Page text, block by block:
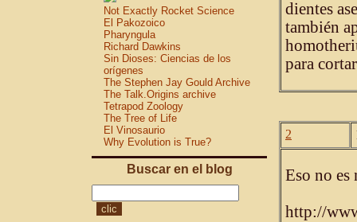
Not Exactly Rocket Science
El Pakozoico
Pharyngula
Richard Dawkins
Sin Dioses: Ciencias de los
orígenes
The Stephen Jay Gould Archive
The Talk.Origins archive
Tetrapod Zoology
The Tree of Life
El Vinosaurio
Why Evolution is True?
Buscar en el blog
dientes
también
para
2
Eso no
http://